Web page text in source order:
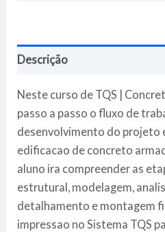
Descrição
Neste curso de TQS |
passo a passo o fluxo de
desenvolvimento do projeto
edificacao de concreto
aluno ira compreender as
estrutural, modelagem,
detalhamento e montagem
impressao no Sistema TQS